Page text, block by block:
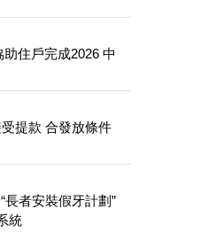
發放條件
長者安裝假牙計劃”
統